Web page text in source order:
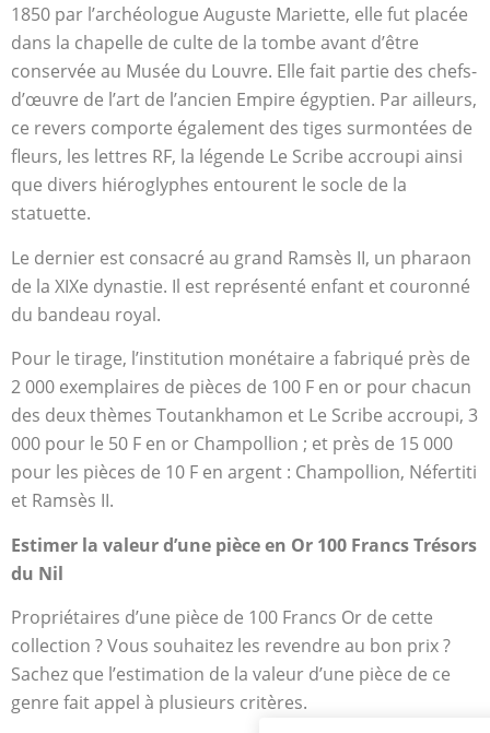
1850 par l’archéologue Auguste Mariette, elle fut placée
dans la chapelle de culte de la tombe avant d’être
conservée au Musée du Louvre. Elle fait partie des chefs-
d’œuvre de l’art de l’ancien Empire égyptien. Par ailleurs,
ce revers comporte également des tiges surmontées de
fleurs, les lettres RF, la légende Le Scribe accroupi ainsi
que divers hiéroglyphes entourent le socle de la
statuette.
Le dernier est consacré au grand Ramsès II, un pharaon
de la XIXe dynastie. Il est représenté enfant et couronné
du bandeau royal.
Pour le tirage, l’institution monétaire a fabriqué près de
2 000 exemplaires de pièces de 100 F en or pour chacun
des deux thèmes Toutankhamon et Le Scribe accroupi, 3
000 pour le 50 F en or Champollion ; et près de 15 000
pour les pièces de 10 F en argent : Champollion, Néfertiti
et Ramsès II.
Estimer la valeur d’une pièce en Or 100 Francs Trésors
du Nil
Propriétaires d’une pièce de 100 Francs Or de cette
collection ? Vous souhaitez les revendre au bon prix ?
Sachez que l’estimation de la valeur d’une pièce de ce
genre fait appel à plusieurs critères.